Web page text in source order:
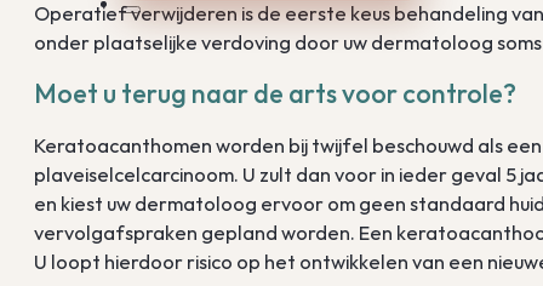
Operatief verwijderen is de eerste keus behandeling
onder plaatselijke verdoving door uw dermatoloog
Moet u terug naar de arts voor controle?
Keratoacanthomen worden bij twijfel beschouwd als
plaveiselcelcarcinoom. U zult dan voor in ieder geval 5
en kiest uw dermatoloog ervoor om geen standaard
vervolgafspraken gepland worden. Een
U loopt hierdoor risico op het ontwikkelen van een